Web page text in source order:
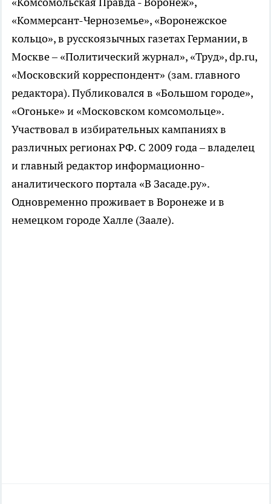
«Коммерсант-Черноземье», «Воронежское
кольцо», в русскоязычных газетах Германии, в
Москве – «Политический журнал», «Труд», dp.ru,
«Московский корреспондент» (зам. главного
редактора). Публиковался в «Большом городе»,
«Огоньке» и «Московском комсомольце».
Участвовал в избирательных кампаниях в
различных регионах РФ. С 2009 года – владелец
и главный редактор информационно-
аналитического портала «В Засаде.ру».
Одновременно проживает в Воронеже и в
немецком городе Халле (Заале).